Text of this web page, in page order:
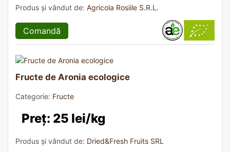
Produs și vândut de: Agricola Rosiile S.R.L.
Comandă
Fructe de Aronia ecologice
Categorie: Fructe
Preț: 25 lei/kg
Produs și vândut de: Dried&Fresh Fruits SRL